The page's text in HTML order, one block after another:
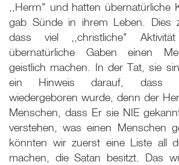
,,Herrn" und hatten übernatürliche
gab Sünde in ihrem Leben. Dies
dass viel ,,christliche"
übernatürliche Gaben einen
geistlich machen. In der Tat, sie
ein Hinweis darauf, dass
wiedergeboren wurde, denn der
Menschen, dass Er sie NIE
verstehen, was einen Menschen
könnten wir zuerst eine Liste all
machen, die Satan besitzt. Das